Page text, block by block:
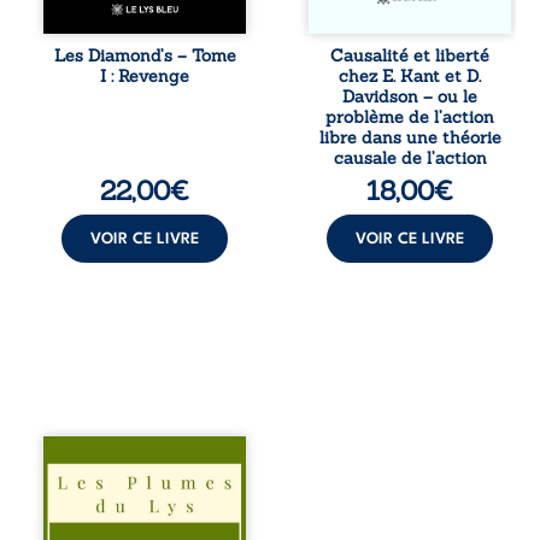
jusqu’à ce que le
croise sa route.
Chef d’une famille
de Nomads, Juan
Les Diamond’s – Tome
I : Revenge
22,00€
VOIR CE LIVRE
déterminisme
responsabilité. De
la volonté
kantienne au
monisme anomal
de Davidson, il
interroge la
manière dont les
intentions et les
croyances
peuvent ...
Causalité et liberté
chez E. Kant et D.
Davidson – ou le
problème de l’action
libre dans une théorie
causale de l’action
18,00€
VOIR CE LIVRE
Trois récits, trois
existences saisies
à l’instant où tout
bascule. Une